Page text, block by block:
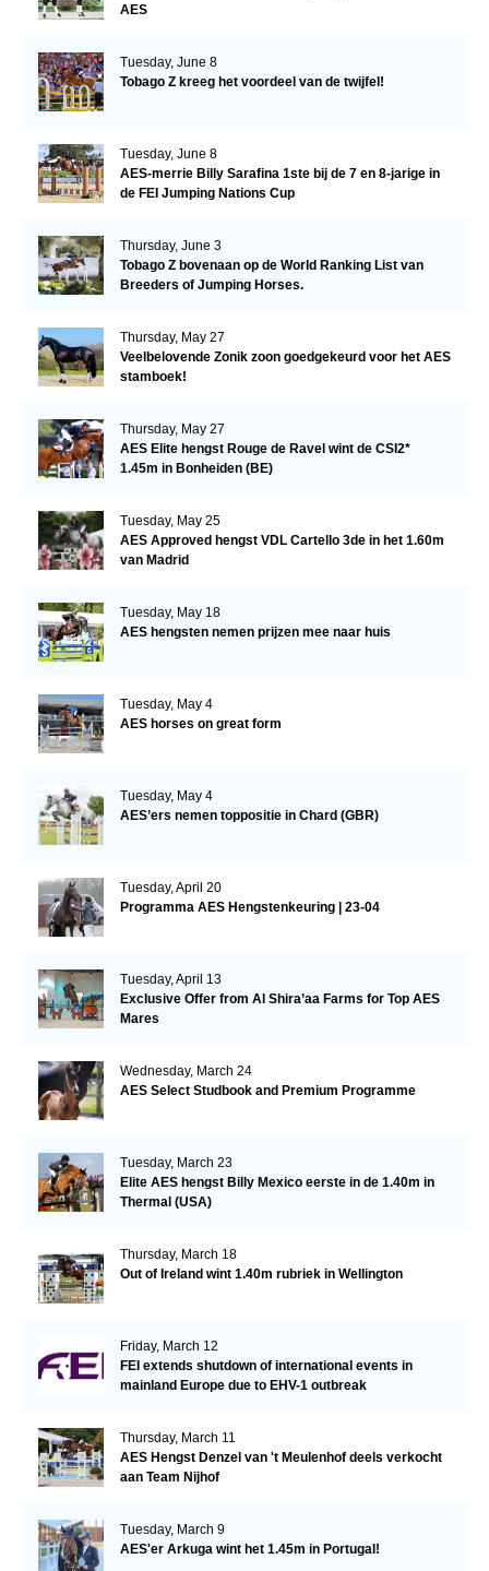
AES
Tuesday, June 8
Tobago Z kreeg het voordeel van de twijfel!
Tuesday, June 8
AES-merrie Billy Sarafina 1ste bij de 7 en 8-jarige in
de FEI Jumping Nations Cup
Thursday, June 3
Tobago Z bovenaan op de World Ranking List van
Breeders of Jumping Horses.
Thursday, May 27
Veelbelovende Zonik zoon goedgekeurd voor het AES
stamboek!
Thursday, May 27
AES Elite hengst Rouge de Ravel wint de CSI2*
1.45m in Bonheiden (BE)
Tuesday, May 25
AES Approved hengst VDL Cartello 3de in het 1.60m
van Madrid
Tuesday, May 18
AES hengsten nemen prijzen mee naar huis
Tuesday, May 4
AES horses on great form
Tuesday, May 4
AES’ers nemen toppositie in Chard (GBR)
Tuesday, April 20
Programma AES Hengstenkeuring | 23-04
Tuesday, April 13
Exclusive Offer from Al Shira’aa Farms for Top AES
Mares
Wednesday, March 24
AES Select Studbook and Premium Programme
Tuesday, March 23
Elite AES hengst Billy Mexico eerste in de 1.40m in
Thermal (USA)
Thursday, March 18
Out of Ireland wint 1.40m rubriek in Wellington
Friday, March 12
FEI extends shutdown of international events in
mainland Europe due to EHV-1 outbreak
Thursday, March 11
AES Hengst Denzel van 't Meulenhof deels verkocht
aan Team Nijhof
Tuesday, March 9
AES'er Arkuga wint het 1.45m in Portugal!